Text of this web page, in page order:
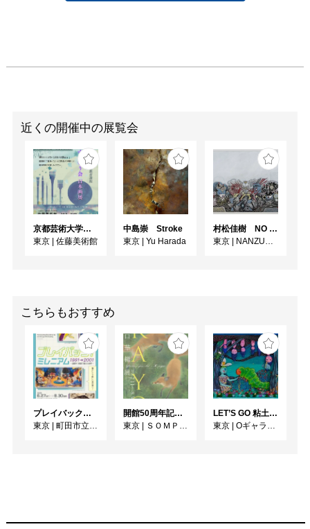
近くの開催中の展覧会
京都芸術大学通信教育課程 ゆうゆう会日本画展
東京
佐藤美術館
中島崇 Stroke
東京
Yu Harada
村松佳樹 NO SEQUENCE
東京
NANZUKA UNDERGROUND
こちらもおすすめ
プレイバック！ミレニアム1991→2001 版画が／版画で越えた境界
東京
町田市立国際版画美術館
開館50周年記念 山口華楊展
東京
ＳＯＭＰＯ美術館
LET’S GO 粘土（クレイ）ジ−
東京
Oギャラリー